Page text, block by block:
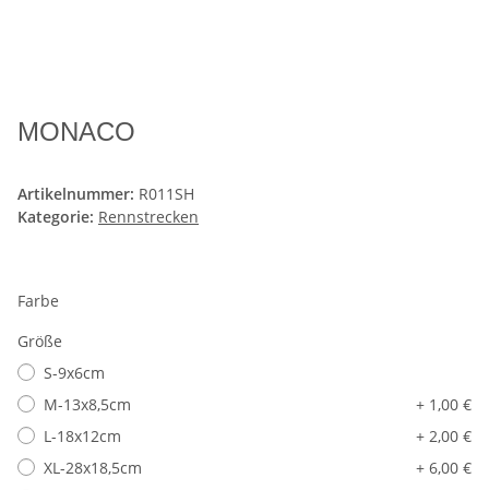
MONACO
Artikelnummer: R011SH
Kategorie: Rennstrecken
Farbe
Größe
S-9x6cm
M-13x8,5cm
+ 1,00 €
L-18x12cm
+ 2,00 €
XL-28x18,5cm
+ 6,00 €